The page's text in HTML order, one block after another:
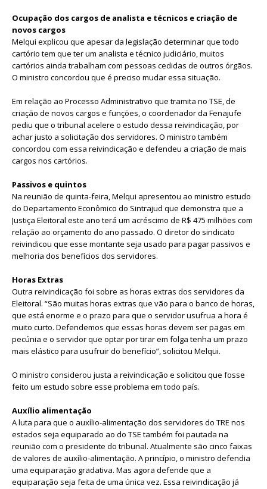
Ocupação dos cargos de analista e técnicos e criação de
novos cargos
Melqui explicou que apesar da legislação determinar que todo
cartório tem que ter um analista e técnico judiciário, muitos
cartórios ainda trabalham com pessoas cedidas de outros órgãos.
O ministro concordou que é preciso mudar essa situação.
Em relação ao Processo Administrativo que tramita no TSE, de
criação de novos cargos e funções, o coordenador da Fenajufe
pediu que o tribunal acelere o estudo dessa reivindicação, por
achar justo a solicitação dos servidores. O ministro também
concordou com essa reivindicação e defendeu a criação de mais
cargos nos cartórios.
Passivos e quintos
Na reunião de quinta-feira, Melqui apresentou ao ministro estudo
do Departamento Econômico do Sintrajud que demonstra que a
Justiça Eleitoral este ano terá um acréscimo de R$ 475 milhões com
relação ao orçamento do ano passado. O diretor do sindicato
reivindicou que esse montante seja usado para pagar passivos e
melhoria dos benefícios dos servidores.
Horas Extras
Outra reivindicação foi sobre as horas extras dos servidores da
Eleitoral. “São muitas horas extras que vão para o banco de horas,
que está enorme e o prazo para que o servidor usufrua a hora é
muito curto. Defendemos que essas horas devem ser pagas em
pecúnia e o servidor que optar por tirar em folga tenha um prazo
mais elástico para usufruir do benefício”, solicitou Melqui.
O ministro considerou justa a reivindicação e solicitou que fosse
feito um estudo sobre esse problema em todo país.
Auxílio alimentação
A luta para que o auxílio-alimentação dos servidores do TRE nos
estados seja equiparado ao do TSE também foi pautada na
reunião com o presidente do tribunal. Atualmente são cinco faixas
de valores de auxílio-alimentação. A princípio, o ministro defendia
uma equiparação gradativa. Mas agora defende que a
equiparação seja feita de uma única vez. Essa reivindicação já